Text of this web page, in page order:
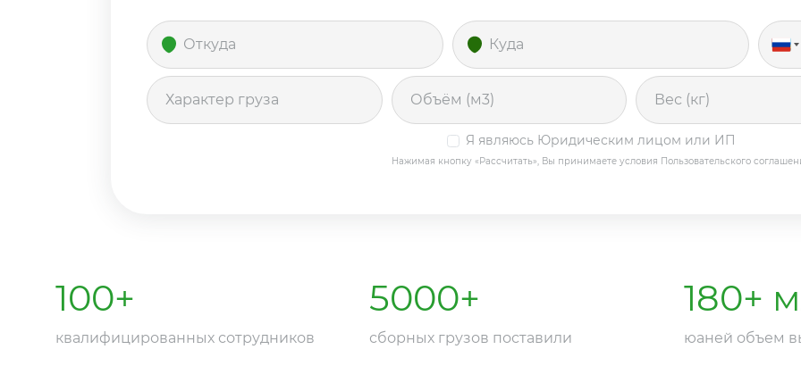
Я являюсь Юридическим лицом или ИП
Нажимая кнопку «Рассчитать», Вы принимаете условия Пользовательского
100+
квалифицированных сотрудников
5000+
сборных грузов поставили
180+
юаней объем